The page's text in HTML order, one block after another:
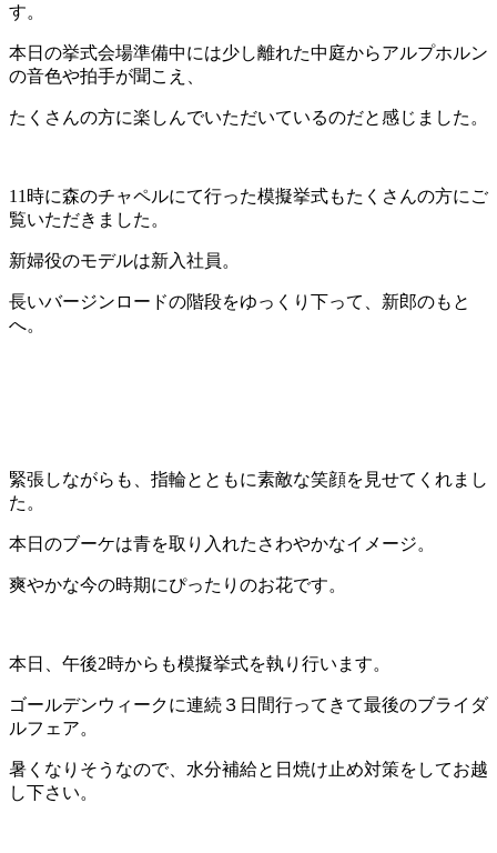
す。
本日の挙式会場準備中には少し離れた中庭からアルプホルン
の音色や拍手が聞こえ、
たくさんの方に楽しんでいただいているのだと感じました。
11時に森のチャペルにて行った模擬挙式もたくさんの方にご
覧いただきました。
新婦役のモデルは新入社員。
長いバージンロードの階段をゆっくり下って、新郎のもと
へ。
緊張しながらも、指輪とともに素敵な笑顔を見せてくれまし
た。
本日のブーケは青を取り入れたさわやかなイメージ。
爽やかな今の時期にぴったりのお花です。
本日、午後2時からも模擬挙式を執り行います。
ゴールデンウィークに連続３日間行ってきて最後のブライダ
ルフェア。
暑くなりそうなので、水分補給と日焼け止め対策をしてお越
し下さい。